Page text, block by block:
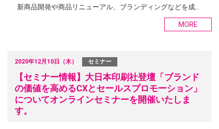
新商品開発や商品リニューアル、ブランディングなどを成…
MORE
2020年12月10日（木） セミナー
【セミナー情報】大日本印刷社登壇「ブランド
の価値を高めるCXとセールスプロモーション」
についてオンラインセミナーを開催いたしま
す。